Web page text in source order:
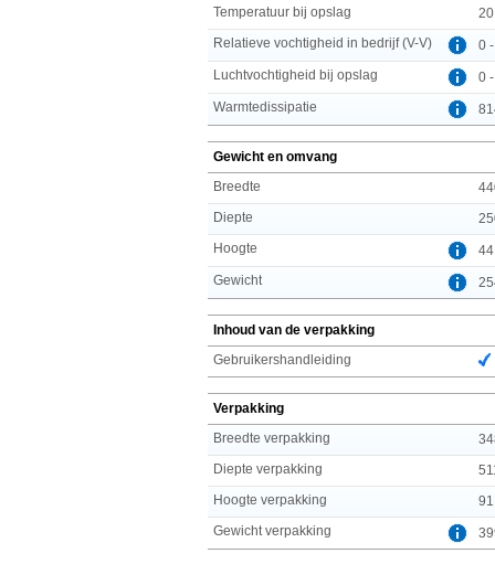
Temperatuur bij opslag
Relatieve vochtigheid in bedrijf (V-V)
0
Luchtvochtigheid bij opslag
0
Warmtedissipatie
Gewicht en omvang
Breedte
Diepte
Hoogte
Gewicht
Inhoud van de verpakking
Gebruikershandleiding
Verpakking
Breedte verpakking
Diepte verpakking
Hoogte verpakking
Gewicht verpakking